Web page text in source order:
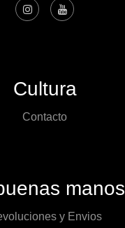
Cultura
Contacto
manos
y Envios